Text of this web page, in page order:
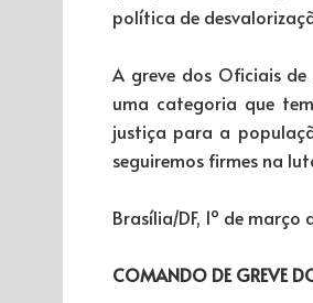
política de
A greve dos Oficiais
uma categoria que
justiça para a
seguiremos firmes na
Brasília/DF, 1º de março
COMANDO DE GREVE